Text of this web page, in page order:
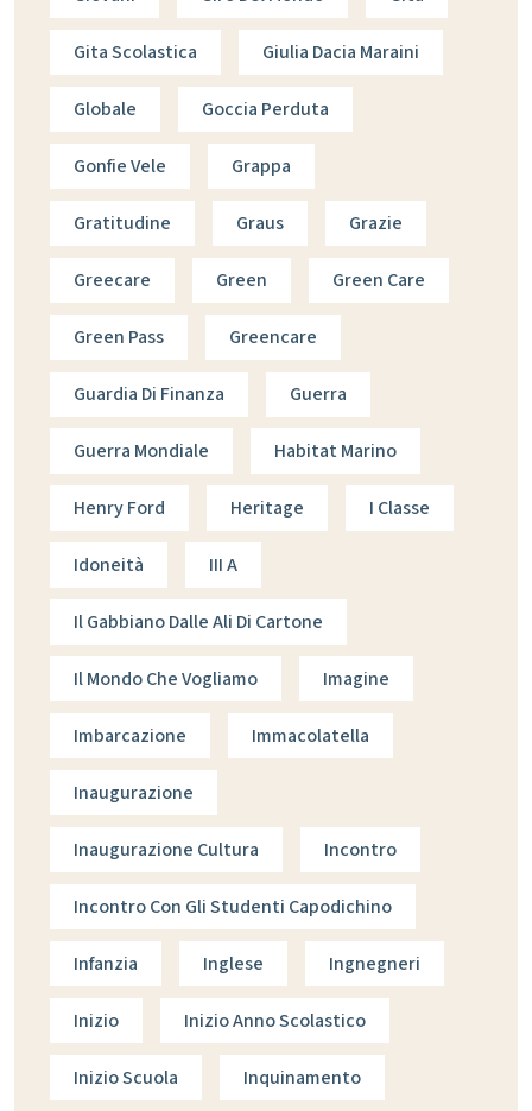
Gita Scolastica Giulia Dacia Maraini
Globale Goccia Perduta
Gonfie Vele Grappa
Gratitudine Graus Grazie
Greecare Green Green Care
Green Pass Greencare
Guardia Di Finanza Guerra
Guerra Mondiale Habitat Marino
Henry Ford Heritage I Classe
Idoneità III A
Il Gabbiano Dalle Ali Di Cartone
Il Mondo Che Vogliamo Imagine
Imbarcazione Immacolatella
Inaugurazione
Inaugurazione Cultura Incontro
Incontro Con Gli Studenti Capodichino
Infanzia Inglese Ingnegneri
Inizio Inizio Anno Scolastico
Inizio Scuola Inquinamento